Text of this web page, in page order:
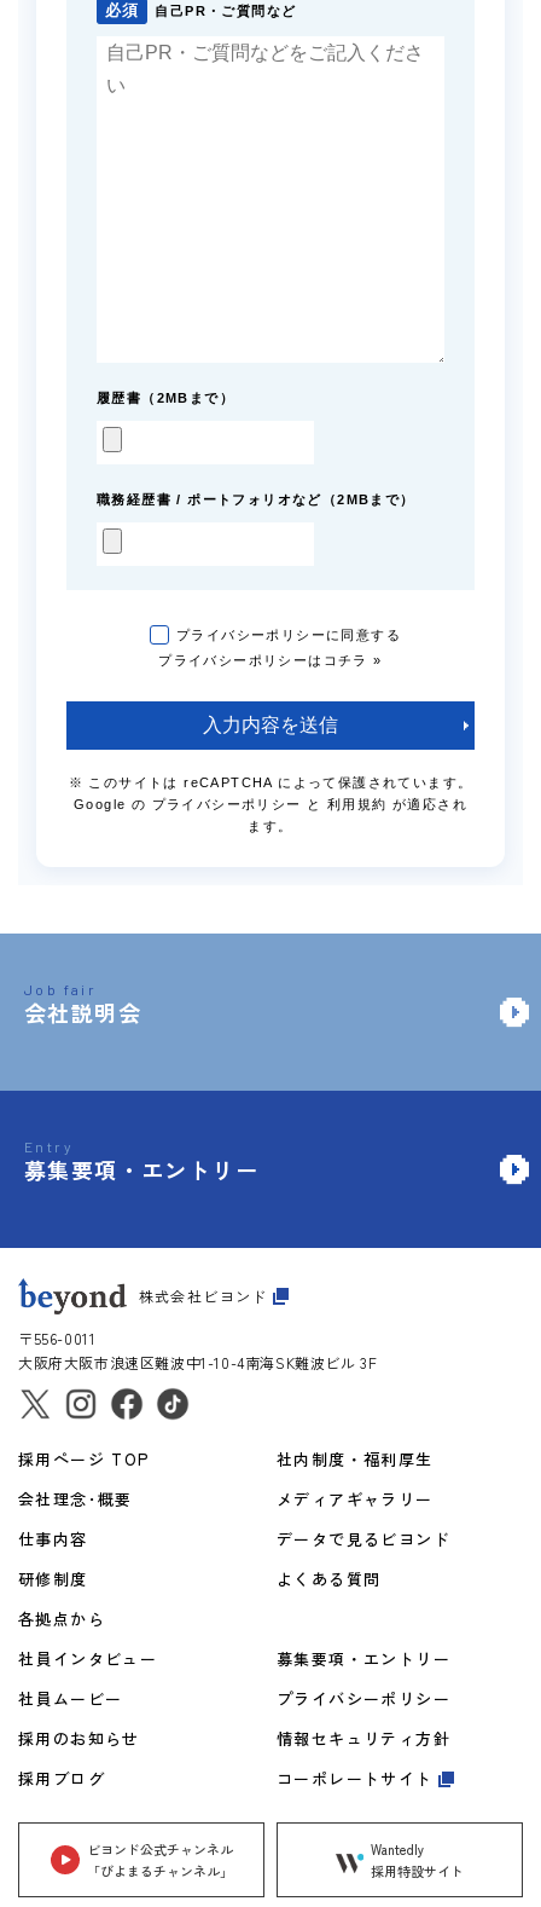
必須 自己PR・ご質問など
履歴書（2MBまで）
職務経歴書 / ポートフォリオなど（2MBまで）
プライバシーポリシーに同意する
プライバシーポリシーはコチラ »
※ このサイトは reCAPTCHA によって保護されています。
Google の プライバシーポリシー と 利用規約 が適応され
ます。
Job fair
会社説明会
Entry
募集要項・エントリー
株式会社ビヨンド
〒556-0011
大阪府大阪市浪速区難波中1-10-4南海SK難波ビル 3F
採用ページ TOP
会社理念･概要
仕事内容
研修制度
各拠点から
社内制度・福利厚生
メディアギャラリー
データで見るビヨンド
よくある質問
社員インタビュー
社員ムービー
採用のお知らせ
採用ブログ
募集要項・エントリー
プライバシーポリシー
情報セキュリティ方針
コーポレートサイト
ビヨンド公式チャンネル
「びよまるチャンネル」
Wantedly
採用特設サイト